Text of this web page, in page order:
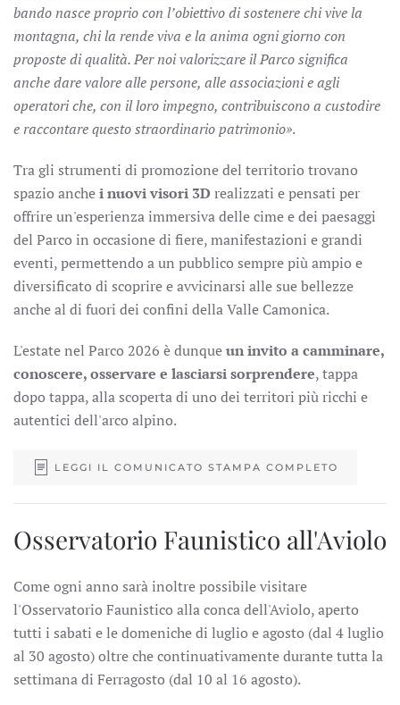
bando nasce proprio con l’obiettivo di sostenere chi vive la
montagna, chi la rende viva e la anima ogni giorno con
proposte di qualità. Per noi valorizzare il Parco significa
anche dare valore alle persone, alle associazioni e agli
operatori che, con il loro impegno, contribuiscono a custodire
e raccontare questo straordinario patrimonio».
Tra gli strumenti di promozione del territorio trovano
spazio anchei nuovi visori 3D realizzati e pensati per
offrire un'esperienza immersiva delle cime e dei paesaggi
del Parco in occasione di fiere, manifestazioni e grandi
eventi, permettendo a un pubblico sempre più ampio e
diversificato di scoprire e avvicinarsi alle sue bellezze
anche al di fuori dei confini della Valle Camonica.
L'estate nel Parco 2026 è dunqueun invito a camminare,
conoscere, osservare e lasciarsi sorprendere, tappa
dopo tappa, alla scoperta di uno dei territori più ricchi e
autentici dell'arco alpino.
LEGGI IL COMUNICATO STAMPA COMPLETO
Osservatorio Faunistico all'Aviolo
Come ogni anno sarà inoltre possibile visitare
l'Osservatorio Faunistico alla conca dell'Aviolo, aperto
tutti i sabati e le domeniche di luglio e agosto (dal 4 luglio
al 30 agosto) oltre che continuativamente durante tutta la
settimana di Ferragosto (dal 10 al 16 agosto).